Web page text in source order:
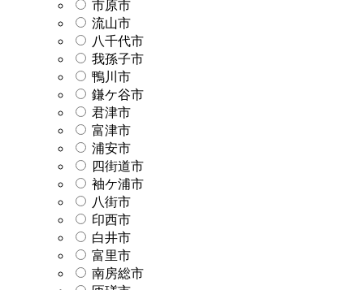
市原市
流山市
八千代市
我孫子市
鴨川市
鎌ケ谷市
君津市
富津市
浦安市
四街道市
袖ケ浦市
八街市
印西市
白井市
富里市
南房総市